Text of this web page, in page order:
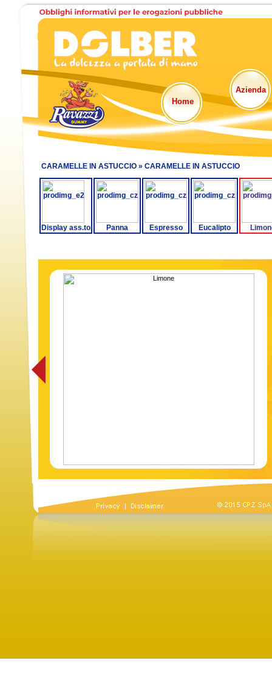
Home
Azienda
CARAMELLE IN ASTUCCIO » CARAMELLE IN ASTUCCIO
Display ass.to Panna Espresso Eucalipto